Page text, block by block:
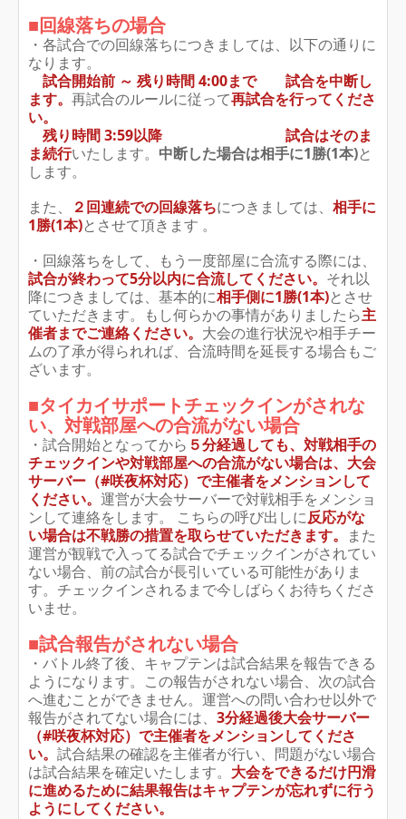
■回線落ちの場合
・各試合での回線落ちにつきましては、以下の通りに
なります。
試合開始前 ～ 残り時間 4:00まで
試合を中断し
ます。 再試合のルールに従って再試合を行ってくださ
い。
残り時間 3:59以降
試合はそのま
ま続行いたします。 中断した場合は相手に1勝(1本)と
します。
また、
２回連続での回線落ちにつきましては、 相手に
1勝(1本)とさせて頂きます 。
・回線落ちをして、もう一度部屋に合流する際には、
試合が終わって5分以内に合流してください。 それ以
降につきましては、基本的に相手側に1勝(1本)とさせ
ていただきます。もし何らかの事情がありましたら主
催者までご連絡ください。 大会の進行状況や相手チー
ムの了承が得られれば、合流時間を延長する場合もご
ざいます。
■タイカイサポートチェックインがされな
い、対戦部屋への合流がない場合
・試合開始となってから ５分経過しても、対戦相手の
チェックインや対戦部屋への合流がない場合は、大会
サーバー（#咲夜杯対応）で主催者をメンションして
ください。 運営が大会サーバーで対戦相手をメンショ
ンして連絡をします。 こちらの呼び出しに反応がな
い場合は不戦勝の措置を取らせていただきます。 また
運営が観戦で入ってる試合でチェックインがされてい
ない場合、前の試合が長引いている可能性がありま
す。チェックインされるまで今しばらくお待ちくださ
いませ。
■試合報告がされない場合
・バトル終了後、キャプテンは試合結果を報告できる
ようになります。この報告がされない場合、次の試合
へ進むことができません。運営への問い合わせ以外で
報告がされてない場合には、 3分経過後大会サーバー
（#咲夜杯対応）で主催者をメンションしてくださ
い。 試合結果の確認を主催者が行い、問題がない場合
は試合結果を確定いたします。 大会をできるだけ円滑
に進めるために結果報告はキャプテンが忘れずに行う
ようにしてください。